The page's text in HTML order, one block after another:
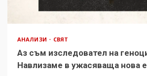
АНАЛИЗИ СВЯТ
Аз съм изследовател на
Навлизаме в ужасяваща нова